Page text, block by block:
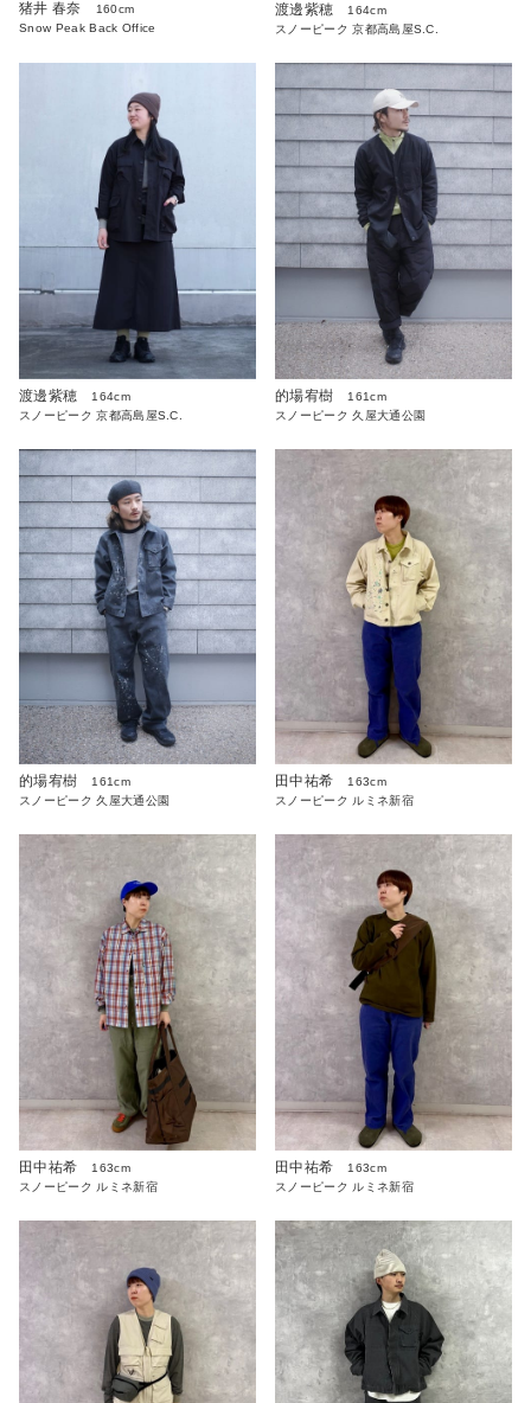
猪井 春奈
160cm
Snow Peak Back Office
渡邊紫穂
164cm
スノーピーク 京都高島屋S.C.
渡邊紫穂
164cm
スノーピーク 京都高島屋S.C.
的場宥樹
161cm
スノーピーク 久屋大通公園
的場宥樹
161cm
スノーピーク 久屋大通公園
田中祐希
163cm
スノーピーク ルミネ新宿
田中祐希
163cm
スノーピーク ルミネ新宿
田中祐希
163cm
スノーピーク ルミネ新宿